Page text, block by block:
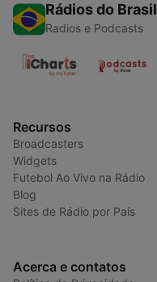
Rádios do Brasil
Radios e Podcasts
Recursos
Broadcasters
Widgets
Futebol Ao Vivo na Rádio
Blog
Sites de Rádio por País
Acerca e contatos